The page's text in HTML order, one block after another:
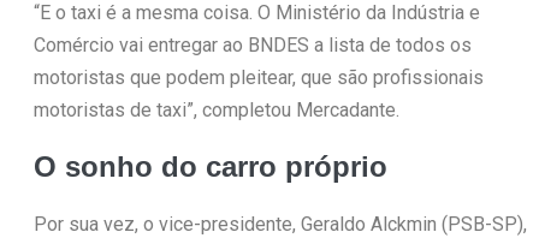
“E o taxi é a mesma coisa. O Ministério da Indústria e
Comércio vai entregar ao BNDES a lista de todos os
motoristas que podem pleitear, que são profissionais
motoristas de taxi”, completou Mercadante.
O sonho do carro próprio
Por sua vez, o vice-presidente, Geraldo Alckmin (PSB-SP),